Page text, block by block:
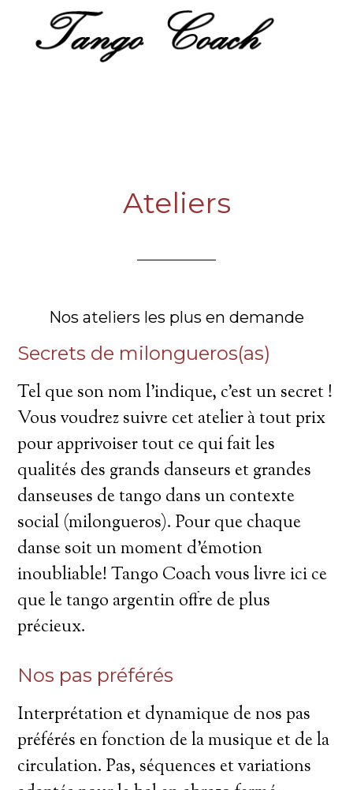
Ateliers
Nos ateliers les plus en demande
Secrets de milongueros(as)
Tel que son nom l'indique, c'est un secret !
Vous voudrez suivre cet atelier à tout prix
pour apprivoiser tout ce qui fait les
qualités des grands danseurs et grandes
danseuses de tango dans un contexte
social (milongueros). Pour que chaque
danse soit un moment d'émotion
inoubliable! Tango Coach vous livre ici ce
que le tango argentin offre de plus
précieux.
Nos pas préférés
Interprétation et dynamique de nos pas
préférés en fonction de la musique et de la
circulation. Pas, séquences et variations